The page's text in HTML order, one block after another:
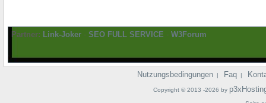
Partner: Link-Joker - SEO FULL SERVICE - W3Forum
Nutzungsbedingungen | Faq |
Copyright © 2013 -2026 by